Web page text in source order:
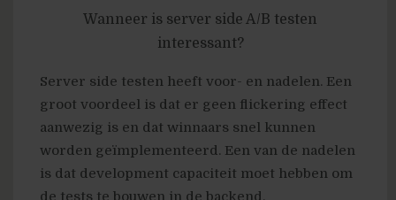
Wanneer is server side A/B testen
interessant?
Server side testen heeft voor- en nadelen. Een
groot voordeel is dat er geen flickering effect
aanwezig is en dat winnaars snel kunnen
worden geïmplementeerd. Een van de nadelen
is dat development capaciteit moet hebben om